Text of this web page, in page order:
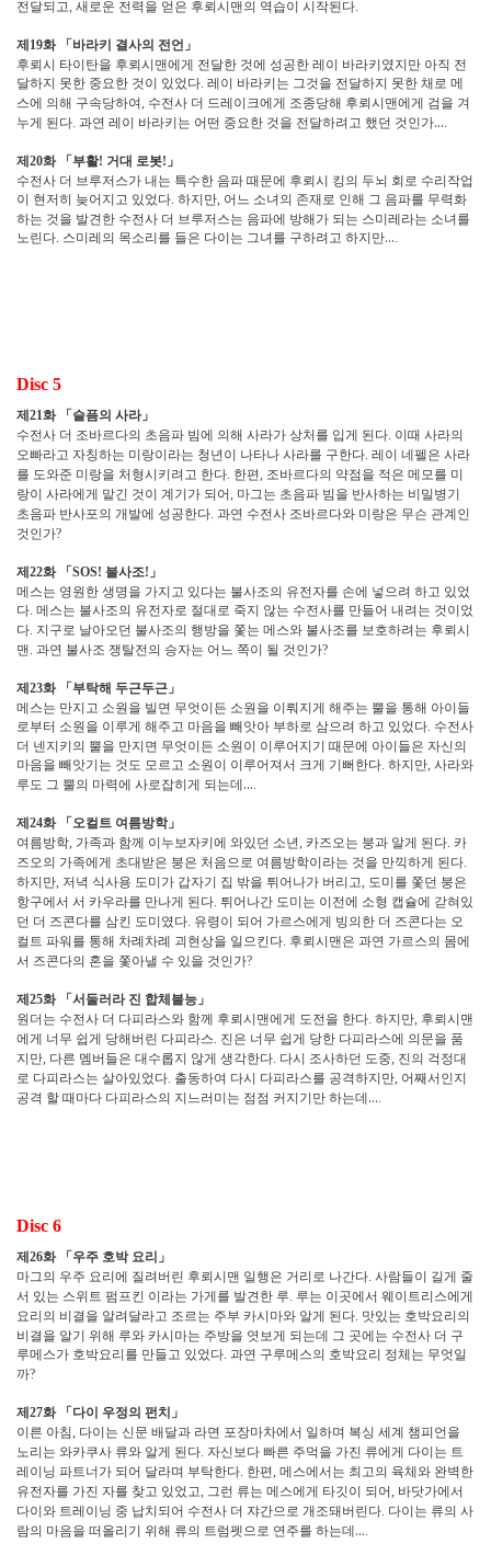
전달되고, 새로운 전력을 얻은 후뢰시맨의 역습이 시작된다.
제19화 「바라키 결사의 전언 」
후뢰시 타이탄을 후뢰시맨에게 전달한 것에 성공한 레이 바라키였지만 아직 전
달하지 못한 중요한 것이 있었다. 레이 바라키는 그것을 전달하지 못한 채로 메
스에 의해 구속당하여, 수전사 더 드레이크에게 조종당해 후뢰시맨에게 검을 겨
누게 된다. 과연 레이 바라키는 어떤 중요한 것을 전달하려고 했던 것인가….
제20화 「부활! 거대 로봇! 」
수전사 더 브루저스가 내는 특수한 음파 때문에 후뢰시 킹의 두뇌 회로 수리작업
이 현저히 늦어지고 있었다. 하지만, 어느 소녀의 존재로 인해 그 음파를 무력화
하는 것을 발견한 수전사 더 브루저스는 음파에 방해가 되는 스미레라는 소녀를
노린다. 스미레의 목소리를 들은 다이는 그녀를 구하려고 하지만….
Disc 5
제21화 「슬픔의 사라」
수전사 더 조바르다의 초음파 빔에 의해 사라가 상처를 입게 된다. 이때 사라의
오빠라고 자칭하는 미랑이라는 청년이 나타나 사라를 구한다. 레이 네펠은 사라
를 도와준 미랑을 처형시키려고 한다. 한편, 조바르다의 약점을 적은 메모를 미
랑이 사라에게 맡긴 것이 계기가 되어, 마그는 초음파 빔을 반사하는 비밀병기
초음파 반사포의 개발에 성공한다. 과연 수전사 조바르다와 미랑은 무슨 관계인
것인가?
제22화 「SOS! 불사조! 」
메스는 영원한 생명을 가지고 있다는 불사조의 유전자를 손에 넣으려 하고 있었
다. 메스는 불사조의 유전자로 절대로 죽지 않는 수전사를 만들어 내려는 것이었
다. 지구로 날아오던 불사조의 행방을 쫓는 메스와 불사조를 보호하려는 후뢰시
맨. 과연 불사조 쟁탈전의 승자는 어느 쪽이 될 것인가?
제23화 「부탁해 두근두근 」
메스는 만지고 소원을 빌면 무엇이든 소원을 이뤄지게 해주는 뿔을 통해 아이들
로부터 소원을 이루게 해주고 마음을 빼앗아 부하로 삼으려 하고 있었다. 수전사
더 넨지키의 뿔을 만지면 무엇이든 소원이 이루어지기 때문에 아이들은 자신의
마음을 빼앗기는 것도 모르고 소원이 이루어져서 크게 기뻐한다. 하지만, 사라와
루도 그 뿔의 마력에 사로잡히게 되는데….
제24화 「오컬트 여름방학」
여름방학, 가족과 함께 이누보자키에 와있던 소년, 카즈오는 붕과 알게 된다. 카
즈오의 가족에게 초대받은 붕은 처음으로 여름방학이라는 것을 만끽하게 된다.
하지만, 저녁 식사용 도미가 갑자기 집 밖을 튀어나가 버리고, 도미를 쫓던 붕은
항구에서 서 카우라를 만나게 된다. 튀어나간 도미는 이전에 소형 캡슐에 갇혀있
던 더 즈콘다를 삼킨 도미였다. 유령이 되어 가르스에게 빙의한 더 즈콘다는 오
컬트 파워를 통해 차례차례 괴현상을 일으킨다. 후뢰시맨은 과연 가르스의 몸에
서 즈콘다의 혼을 쫓아낼 수 있을 것인가?
제25화 「서둘러라 진 합체불능 」
원더는 수전사 더 다피라스와 함께 후뢰시맨에게 도전을 한다. 하지만, 후뢰시맨
에게 너무 쉽게 당해버린 다피라스. 진은 너무 쉽게 당한 다피라스에 의문을 품
지만, 다른 멤버들은 대수롭지 않게 생각한다. 다시 조사하던 도중, 진의 걱정대
로 다피라스는 살아있었다. 출동하여 다시 다피라스를 공격하지만, 어째서인지
공격 할 때마다 다피라스의 지느러미는 점점 커지기만 하는데….
Disc 6
제26화 「우주 호박 요리 」
마그의 우주 요리에 질려버린 후뢰시맨 일행은 거리로 나간다. 사람들이 길게 줄
서 있는 스위트 펌프킨 이라는 가게를 발견한 루. 루는 이곳에서 웨이트리스에게
요리의 비결을 알려달라고 조르는 주부 카시마와 알게 된다. 맛있는 호박요리의
비결을 알기 위해 루와 카시마는 주방을 엿보게 되는데 그 곳에는 수전사 더 구
루메스가 호박요리를 만들고 있었다. 과연 구루메스의 호박요리 정체는 무엇일
까?
제27화 「다이 우정의 펀치 」
이른 아침, 다이는 신문 배달과 라면 포장마차에서 일하며 복싱 세계 챔피언을
노리는 와카쿠사 류와 알게 된다. 자신보다 빠른 주먹을 가진 류에게 다이는 트
레이닝 파트너가 되어 달라며 부탁한다. 한편, 메스에서는 최고의 육체와 완벽한
유전자를 가진 자를 찾고 있었고, 그런 류는 메스에게 타깃이 되어, 바닷가에서
다이와 트레이닝 중 납치되어 수전사 더 쟈간으로 개조돼버린다. 다이는 류의 사
람의 마음을 떠올리기 위해 류의 트럼펫으로 연주를 하는데….